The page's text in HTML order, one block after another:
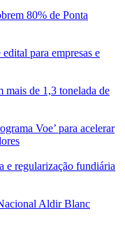
80% de Ponta
para empresas e
mais de 1,3 tonelada de
Voe’ para acelerar
e regularização fundiária
Aldir Blanc